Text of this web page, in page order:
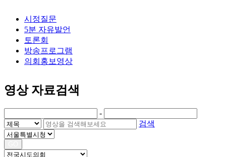
시정질문
5분 자유발언
토론회
방송프로그램
의회홍보영상
영상 자료검색
-
검색